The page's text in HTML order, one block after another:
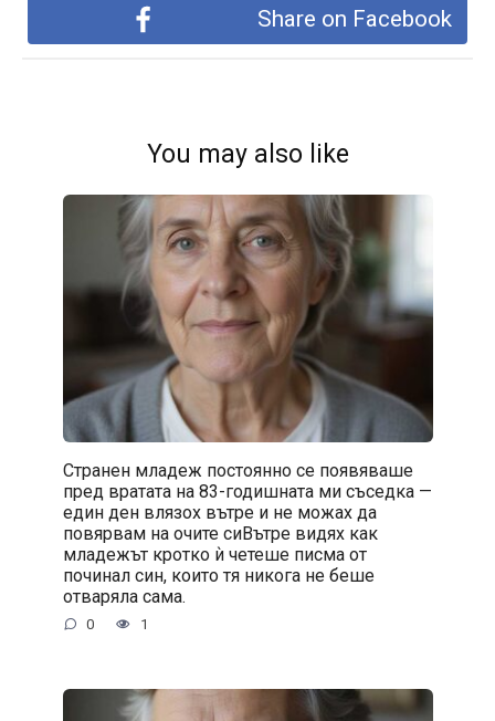
Share on Facebook
You may also like
Странен младеж постоянно се появяваше
пред вратата на 83-годишната ми съседка —
един ден влязох вътре и не можах да
повярвам на очите сиВътре видях как
младежът кротко ѝ четеше писма от
починал син, които тя никога не беше
отваряла сама.
0 1